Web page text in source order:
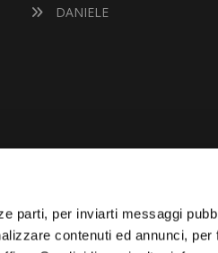
parti, per inviarti messaggi
contenuti ed annunci, per
DANIELE
VUOI VENDERE LA TUA